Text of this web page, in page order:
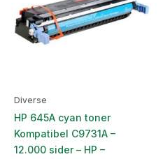
Diverse
HP 645A cyan toner
Kompatibel C9731A –
12.000 sider – HP –